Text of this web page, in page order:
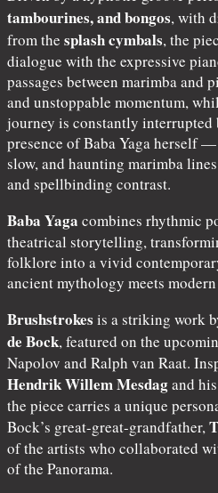
tambourines, and bongos, with
from the splash cymbals, the
dialogue with the expressive
passages between marimba and
and unstoppable momentum,
journey is constantly interrupted
presence of Baba Yaga herself
slow, and haunting marimba
and spellbinding contrast.
Baba Yaga combines rhythmic
theatrical storytelling,
folklore into a vivid
ancient mythology meets
Brushstrokes is a striking work
de Bock, featured on the
Napolov and Ralph van Raat.
Hendrik Willem Mesdagand
the piece carries a unique
Bock’s great-great-grandfather,
of the artists who collaborated
of the Panorama.